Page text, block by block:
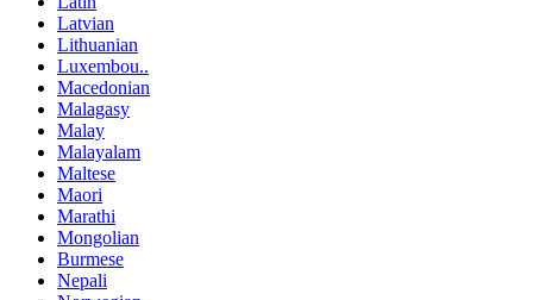
Latvian
Lithuanian
Luxembou..
Macedonian
Malagasy
Malay
Malayalam
Maltese
Maori
Marathi
Mongolian
Burmese
Nepali